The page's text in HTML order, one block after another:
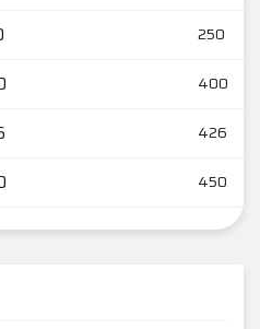
250
400
426
450